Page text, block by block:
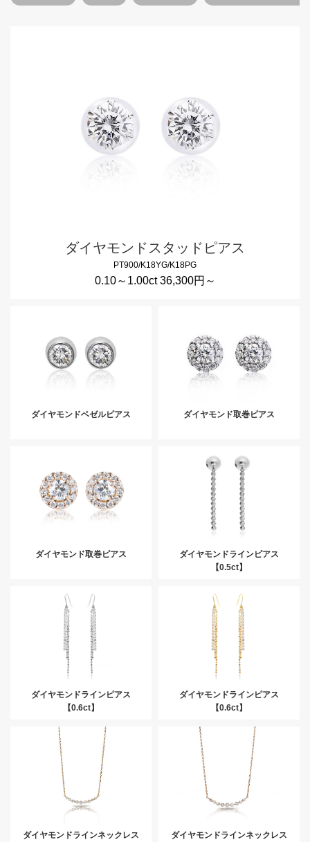
ダイヤモンドスタッドピアス
PT900/K18YG/K18PG
0.10～1.00ct 36,300円～
ダイヤモンドベゼルピアス ダイヤモンド取巻ピアス
ダイヤモンド取巻ピアス
ダイヤモンドラインピアス
【0.5ct】
ダイヤモンドラインピアス
【0.6ct】
ダイヤモンドラインピアス
【0.6ct】
ダイヤモンドラインネックレス
ダイヤモンドラインネックレス